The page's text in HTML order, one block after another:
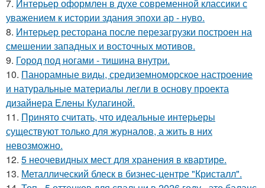
7. Интерьер оформлен в духе современной классики с
уважением к истории здания эпохи ар - нуво.
8. Интерьер ресторана после перезагрузки построен на
смешении западных и восточных мотивов.
9. Город под ногами - тишина внутри.
10. Панорамные виды, средиземноморское настроение
и натуральные материалы легли в основу проекта
дизайнера Елены Кулагиной.
11. Принято считать, что идеальные интерьеры
существуют только для журналов, а жить в них
невозможно.
12. 5 неочевидных мест для хранения в квартире.
13. Металлический блеск в бизнес-центре "Кристалл".